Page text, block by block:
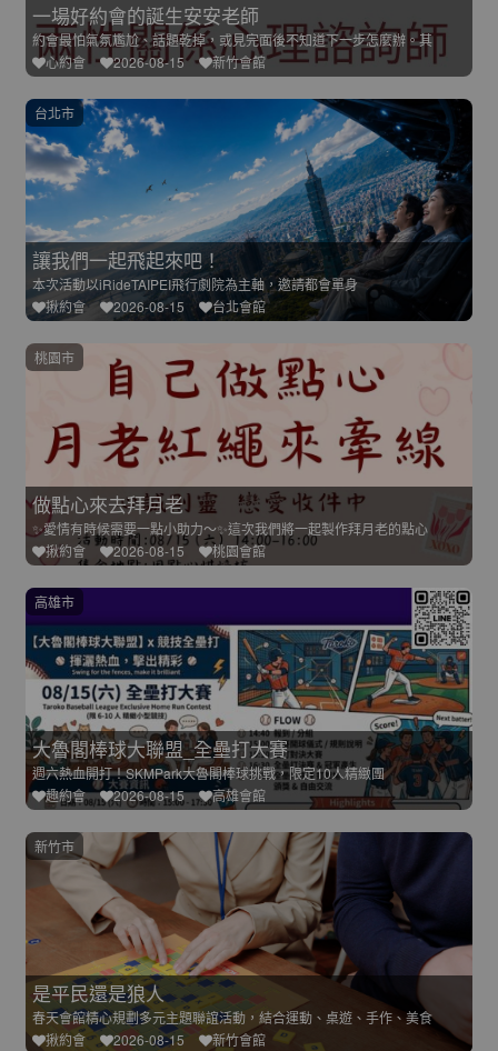
一場好約會的誕生安安老師
約會最怕氣氛尷尬、話題乾掉，或見完面後不知道下一步怎麼辦。其
心約會
2026-08-15 新竹會館
讓我們一起飛起來吧！
本次活動以iRideTAIPEI飛行劇院為主軸，邀請都會單身
揪約會
2026-08-15 台北會館
台北市
做點心來去拜月老
✨愛情有時候需要一點小助力～✨這次我們將一起製作拜月老的點心
揪約會
2026-08-15 桃園會館
桃園市
大魯閣棒球大聯盟_全壘打大賽
週六熱血開打！SKMPark大魯閣棒球挑戰，限定10人精緻團
趣約會
2026-08-15 高雄會館
高雄市
是平民還是狼人
春天會館精心規劃多元主題聯誼活動，結合運動、桌遊、手作、美食
揪約會
2026-08-15 新竹會館
新竹市